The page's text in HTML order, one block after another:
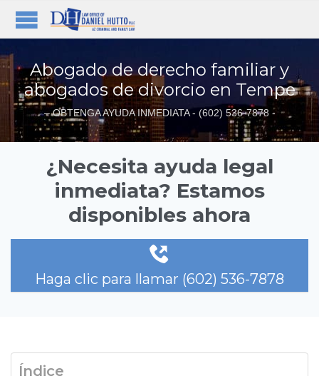
Abogado de derecho familiar y
abogados de divorcio en Tempe
– OBTENGA AYUDA INMEDIATA - (602) 536-7878 -
¿Necesita ayuda legal
inmediata? Estamos
disponibles ahora

Haga clic para llamar (602) 536-7878
Índice